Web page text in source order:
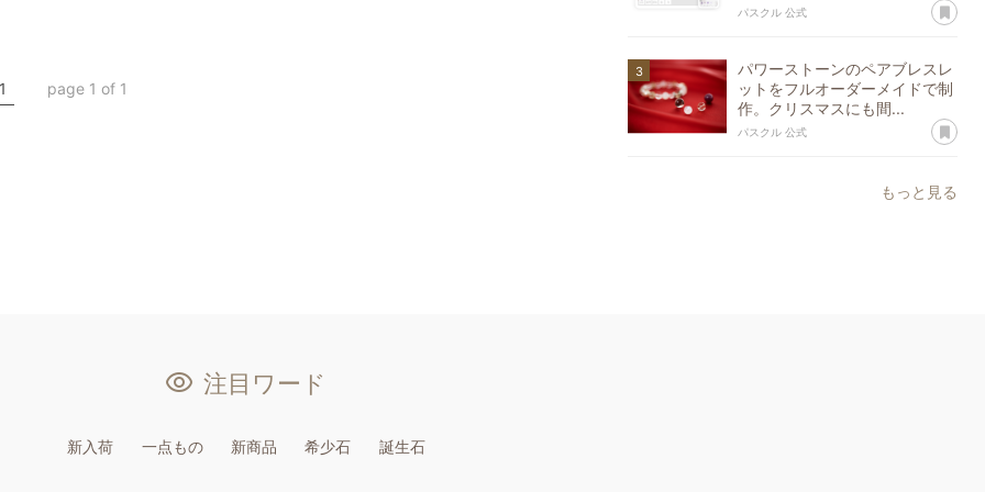
1
page 1 of 1
パスクル 公式 あ
パワーストーンのペアブレスレ
ットをフルオーダーメイドで制
作。クリスマスにも間...
パスクル 公式 あ
もっと見る
注目ワード
新入荷 一点もの 新商品 希少石 誕生石